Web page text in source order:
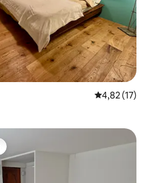
Évaluation
4,82 (17)